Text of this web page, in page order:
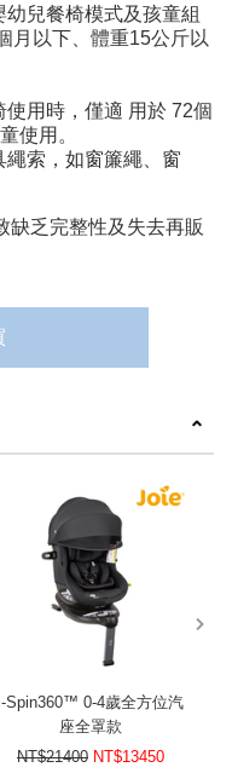
兒餐椅模式及孩童組
月以下、體重15公斤以
用時，僅適 用於 72個
使用。
索，如窗簾繩、窗
乏完整性及失去再販
Spin360™ 0-4歲全方位汽
座全罩款
NT$21400 NT$13450